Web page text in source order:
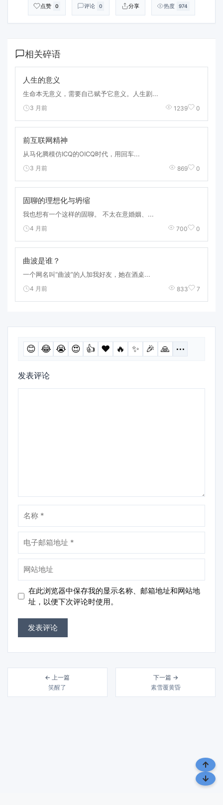
点赞 0 评论 0 分享 热度 974
相关碎语
人生的意义
生命本无意义，需要自己赋予它意义。人生剧...
3 月前 1239 0
前互联网精神
从马化腾模仿ICQ的OICQ时代，用回车...
3 月前 869 0
固聊的理想化与坍缩
我也想有一个这样的固聊。 不太在意婚姻、...
4 月前 700 0
曲波是谁？
一个网名叫“曲波”的人加我好友，她在酒桌...
4 月前 833 7
😊 😂 😭 😍 👍 ❤️ 🔥 ✨ 🎉 🙏 ⋯
发表评论
称
子
邮
箱
地
址
站
址
在此浏览器中保存我的显示名称、邮箱地址和网站地
址，以便下次评论时使用。
← 上一篇
笑醒了
下一篇 →
素雪覆黄昏